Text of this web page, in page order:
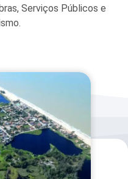
Serviços Públicos e